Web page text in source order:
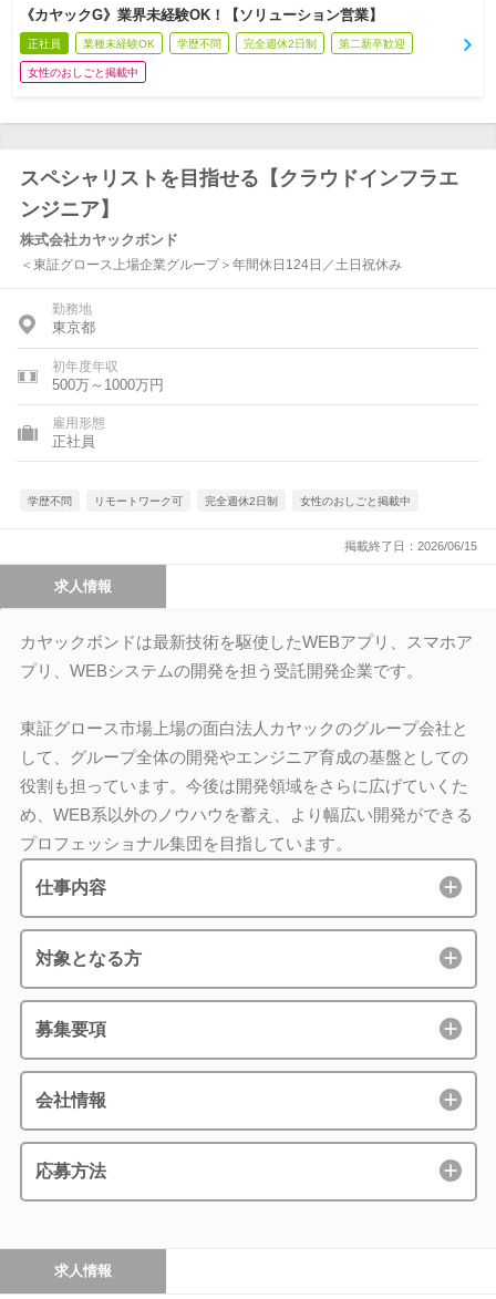
《カヤックG》業界未経験OK！【ソリューション営業】
正社員 業種未経験OK 学歴不問 完全週休2日制 第二新卒歓迎
女性のおしごと掲載中
スペシャリストを目指せる【クラウドインフラエ
ンジニア】
株式会社カヤックボンド
＜東証グロース上場企業グループ＞年間休日124日／土日祝休み
勤務地
東京都
初年度年収
500万～1000万円
雇用形態
正社員
学歴不問 リモートワーク可 完全週休2日制 女性のおしごと掲載中
掲載終了日：2026/06/15
求人情報
カヤックボンドは最新技術を駆使したWEBアプリ、スマホア
プリ、WEBシステムの開発を担う受託開発企業です。
東証グロース市場上場の面白法人カヤックのグループ会社と
して、グループ全体の開発やエンジニア育成の基盤としての
役割も担っています。今後は開発領域をさらに広げていくた
め、WEB系以外のノウハウを蓄え、より幅広い開発ができる
プロフェッショナル集団を目指しています。
仕事内容
対象となる方
募集要項
会社情報
応募方法
求人情報